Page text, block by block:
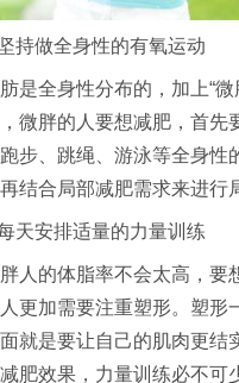
做全身性的有氧运动
全身性分布的，加上“微
微胖的人要想减肥，首先
步、跳绳、游泳等全身性
结合局部减肥需求来进行
安排适量的力量训练
的体脂率不会太高，要
更加需要注重塑形。塑形
就是要让自己的肌肉更结
肥效果，力量训练必不可